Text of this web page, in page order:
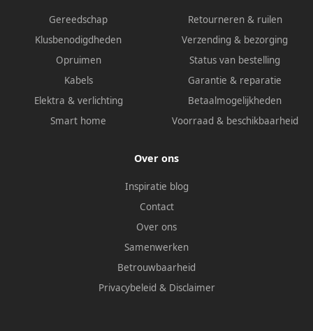
Gereedschap
Klusbenodigdheden
Opruimen
Kabels
Elektra & verlichting
Smart home
Retourneren & ruilen
Verzending & bezorging
Status van bestelling
Garantie & reparatie
Betaalmogelijkheden
Voorraad & beschikbaarheid
Over ons
Inspiratie blog
Contact
Over ons
Samenwerken
Betrouwbaarheid
Privacybeleid & Disclaimer